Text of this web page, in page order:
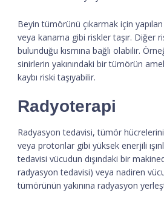
Beyin tümörünü çıkarmak için
veya kanama gibi riskler taşır. Diğer
bulunduğu kısmına bağlı olabilir.
sinirlerin yakınındaki bir tümörün
kaybı riski taşıyabilir.
Radyoterapi
Radyasyon tedavisi, tümör hücrelerini
veya protonlar gibi yüksek enerjili
tedavisi vücudun dışındaki bir
radyasyon tedavisi) veya nadiren
tümörünün yakınına radyasyon